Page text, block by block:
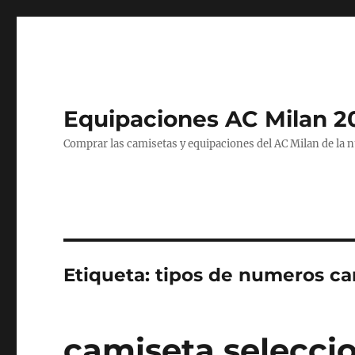
Equipaciones AC Milan
Comprar las camisetas y equipaciones del AC Milan de la
Etiqueta:tipos de numeros